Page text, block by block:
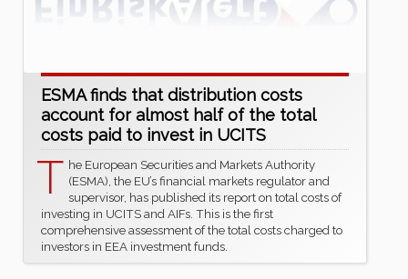
ESMA finds that distribution costs
account for almost half of the total
costs paid to invest in UCITS
T he European Securities and Markets Authority
(ESMA), the EU’s financial markets regulator and
supervisor, has published its report on total costs of
investing in UCITS and AIFs. This is the first
comprehensive assessment of the total costs charged to
investors in EEA investment funds.